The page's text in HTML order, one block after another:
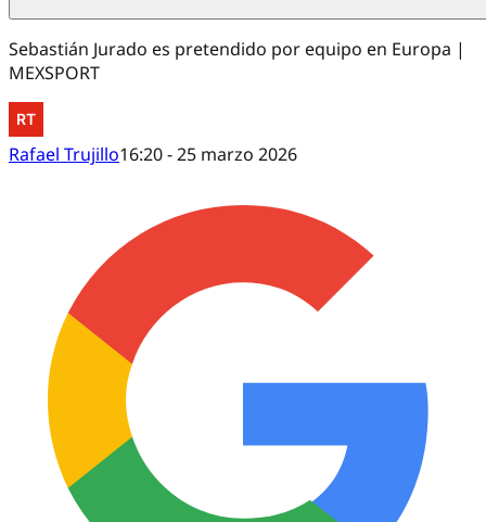
Sebastián Jurado es pretendido por equipo en Europa |
MEXSPORT
Rafael Trujillo16:20 - 25 marzo 2026